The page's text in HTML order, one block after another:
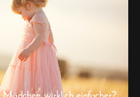
wirklich einfacher?